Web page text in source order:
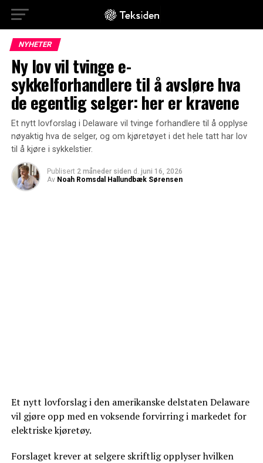
NYHETER
Ny lov vil tvinge e-
sykkelforhandlere til å avsløre hva
de egentlig selger: her er kravene
Et nytt lovforslag i Delaware vil tvinge forhandlere til å opplyse
nøyaktig hva de selger, og om kjøretøyet i det hele tatt har lov
til å kjøre i sykkelstier.
Publisert 2 måneder siden d. juni 16, 2026
Av Noah Romsdal Hallundbæk Sørensen
Et nytt lovforslag i den amerikanske delstaten Delaware
vil gjøre opp med en voksende forvirring i markedet for
elektriske kjøretøy.
Forslaget krever at selgere skriftlig opplyser hvilken